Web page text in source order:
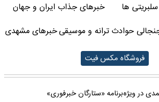
ها
خبرهای جذاب ایران و جهان
حوادثترانه و موسیقیخبرهای مشهدی
فروشگاه مکس فیت
در ویژه‌برنامه «ستارگان خبرفوری»